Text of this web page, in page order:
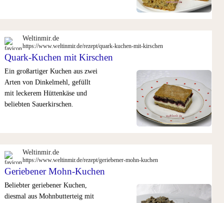
Weltinmir.de
https://www.weltinmir.de/rezept/quark-kuchen-mit-kirschen
Quark-Kuchen mit Kirschen
Ein großartiger Kuchen aus zwei
Arten von Dinkelmehl, gefüllt
mit leckerem Hüttenkäse und
beliebten Sauerkirschen.
Weltinmir.de
https://www.weltinmir.de/rezept/geriebener-mohn-kuchen
Geriebener Mohn-Kuchen
Beliebter geriebener Kuchen,
diesmal aus Mohnbutterteig mit